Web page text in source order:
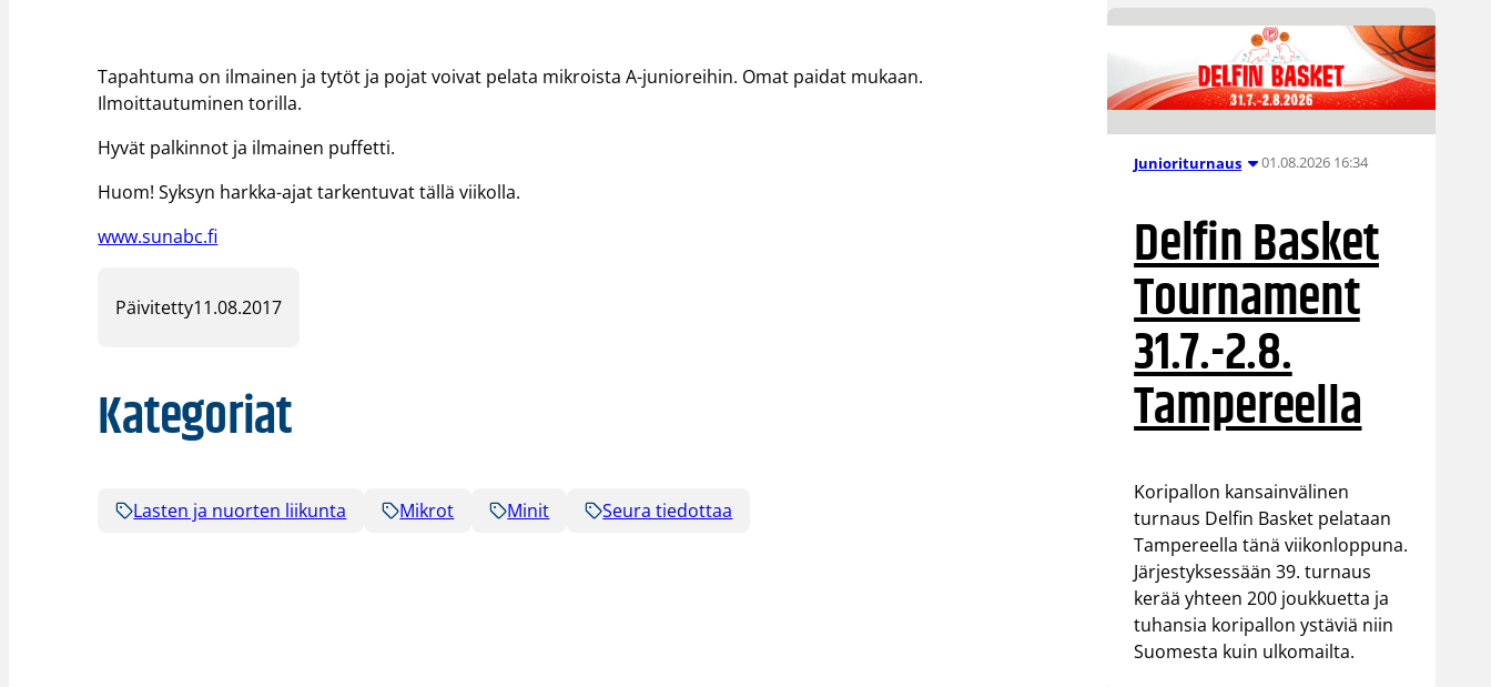
Tapahtuma on ilmainen ja tytöt ja pojat voivat pelata mikroista A-junioreihin. Omat paidat mukaan.
Ilmoittautuminen torilla.
Hyvät palkinnot ja ilmainen puffetti.
Huom! Syksyn harkka-ajat tarkentuvat tällä viikolla.
www.sunabc.fi
Päivitetty11.08.2017
Kategoriat
Lasten ja nuorten liikunta Mikrot Minit Seura tiedottaa
Junioriturnaus 01.08.2026 16:34
Delfin Basket
Tournament
31.7.-2.8.
Tampereella
Koripallon kansainvälinen
turnaus Delfin Basket pelataan
Tampereella tänä viikonloppuna.
Järjestyksessään 39. turnaus
kerää yhteen 200 joukkuetta ja
tuhansia koripallon ystäviä niin
Suomesta kuin ulkomailta.